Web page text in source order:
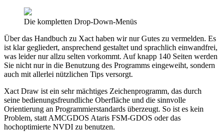
Die kompletten Drop-Down-Menüs
Über das Handbuch zu Xact haben wir nur Gutes zu vermelden. Es
ist klar gegliedert, ansprechend gestaltet und sprachlich einwandfrei,
was leider nur allzu selten vorkommt. Auf knapp 140 Seiten werden
Sie nicht nur in die Benutzung des Programms eingeweiht, sondern
auch mit allerlei nützlichen Tips versorgt.
Xact Draw ist ein sehr mächtiges Zeichenprogramm, das durch
seine bedienungsfreundliche Oberfläche und die sinnvolle
Orientierung an Programmierstandards überzeugt. So ist es kein
Problem, statt AMCGDOS Ataris FSM-GDOS oder das
hochoptimierte NVDI zu benutzen.